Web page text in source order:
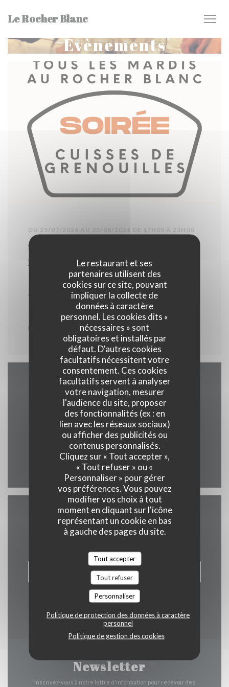
Le restaurant et ses
partenaires utilisent des
cookies sur ce site, pouvant
impliquer la collecte de
données à caractère
personnel. Les cookies dits «
nécessaires » sont
obligatoires et installés par
défaut. D'autres cookies
facultatifs nécessitent votre
consentement. Ces cookies
facultatifs servent à analyser
votre navigation, mesurer
l'audience du site, proposer
des fonctionnalités (ex : en
lien avec les réseaux sociaux)
ou afficher des publicités ou
contenus personnalisés.
Cliquez sur « Tout accepter »,
« Tout refuser » ou «
Personnaliser » pour gérer
vos préférences. Vous pouvez
modifier vos choix à tout
moment en cliquant sur l'icône
représentant un cookie en bas
à gauche des pages du site.
Tout accepter
Tout refuser
Personnaliser
Politique de protection des données à caractère
personnel
Politique de gestion des cookies
Le Rocher Blanc
Évènements
DU 25/07/2026 AU 25/08/2026 DE 17H00 À 23H00
tous les mardi grenouilles sur
réservation
TARIF : €28.00
Uniquement sur réservation
merci
Accès/Contact
Les Ayes, 1 Immeuble 38190 prapoutel
04 76 08 19 49
Nous contacter
RÉSERVER
Newsletter
Inscrivez-vous à notre lettre d'information pour recevoir des